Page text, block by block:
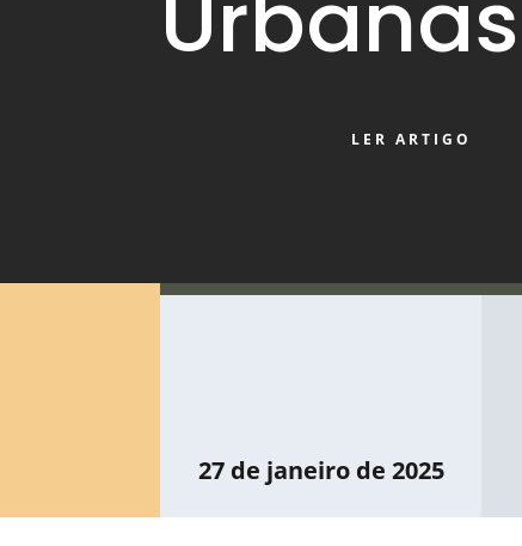
LER ARTIGO
27 de janeiro de 2025